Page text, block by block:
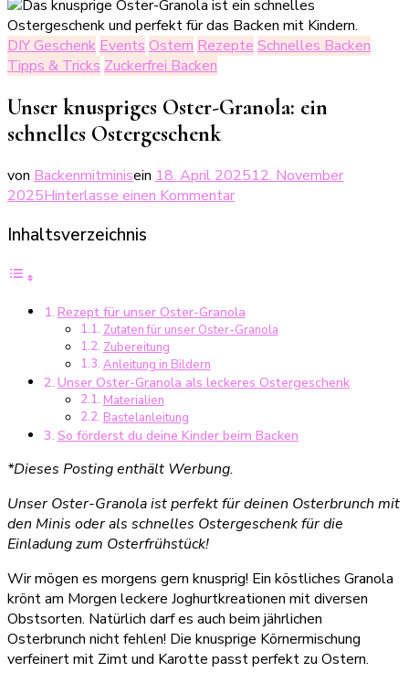
DIY Geschenk Events Ostern Rezepte Schnelles Backen
Tipps & Tricks Zuckerfrei Backen
Unser knuspriges Oster-Granola: ein
schnelles Ostergeschenk
von Backenmitminisein 18. April 202512. November
2025Hinterlasse einen Kommentarzu
schnelles
Ostergeschenk
Inhaltsverzeichnis
Rezept für unser Oster-Granola
Zutaten für unser Oster-Granola
Zubereitung
Anleitung in Bildern
Unser Oster-Granola als leckeres Ostergeschenk
Materialien
Bastelanleitung
So förderst du deine Kinder beim Backen
*Dieses Posting enthält Werbung.
Unser Oster-Granola ist perfekt für deinen Osterbrunch mit
den Minis oder als schnelles Ostergeschenk für die
Einladung zum Osterfrühstück!
Wir mögen es morgens gern knusprig! Ein köstliches Granola
krönt am Morgen leckere Joghurtkreationen mit diversen
Obstsorten. Natürlich darf es auch beim jährlichen
Osterbrunch nicht fehlen! Die knusprige Körnermischung
verfeinert mit Zimt und Karotte passt perfekt zu Ostern.